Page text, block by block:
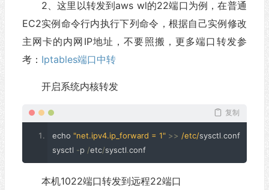
2、这里以转发到aws wl的22端口为例，在普通
EC2实例命令行内执行下列命令，根据自己实例修改
主网卡的内网IP地址，不要照搬，更多端口转发参
考： Iptables端口中转
开启系统内核转发
复制
echo "net.ipv4.ip_forward = 1" >> /etc/sysctl.conf
sysctl -p /etc/sysctl.conf
本机1022端口转发到远程22端口